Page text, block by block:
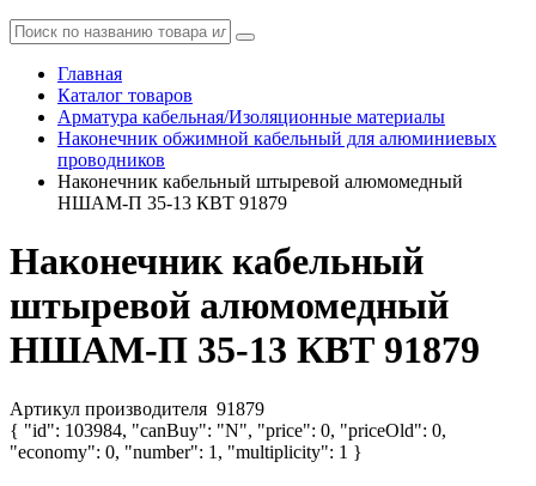
Главная
Каталог товаров
Арматура кабельная/Изоляционные материалы
Наконечник обжимной кабельный для алюминиевых
проводников
Наконечник кабельный штыревой алюмомедный
НШАМ-П 35-13 КВТ 91879
Наконечник кабельный
штыревой алюмомедный
НШАМ-П 35-13 КВТ 91879
Артикул производителя 91879
{ "id": 103984, "canBuy": "N", "price": 0, "priceOld": 0,
"economy": 0, "number": 1, "multiplicity": 1 }